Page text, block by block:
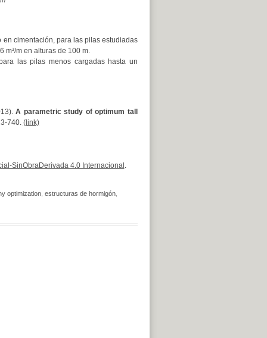
cimentación, para las pilas estudiadas
m³/m en alturas de 100 m.
las pilas menos cargadas hasta un
A parametric study of optimum tall
740. (link)
SinObraDerivada 4.0 Internacional
optimization, estructuras de hormigón,